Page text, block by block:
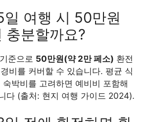
일 여행 시 50만원
충분할까요?
준으로 50만원(약 2만 페소) 환전
비를 커버할 수 있습니다. 평균 식
박비를 고려하면 예비비 포함해
다 (출처: 현지 여행 가이드 2024).